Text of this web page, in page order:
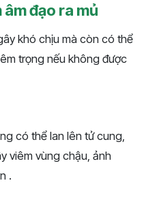
đạo ra mủ
khó chịu mà còn có thể
trọng nếu không được
có thể lan lên tử cung,
viêm vùng chậu, ảnh
.